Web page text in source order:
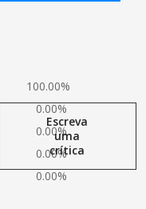
mangueira de ar
100.00%
0.00%
0.00%
0.00%
0.00%
Escreva
uma
crítica